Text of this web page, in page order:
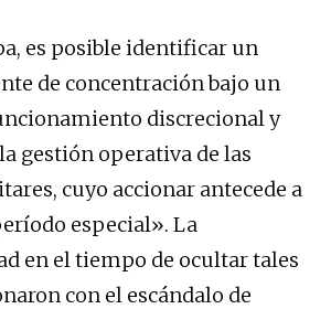
es posible identificar un
de concentración bajo un
discrecional y
gestión operativa de las
cuyo accionar antecede a
especial». La
en el tiempo de ocultar tales
con el escándalo de